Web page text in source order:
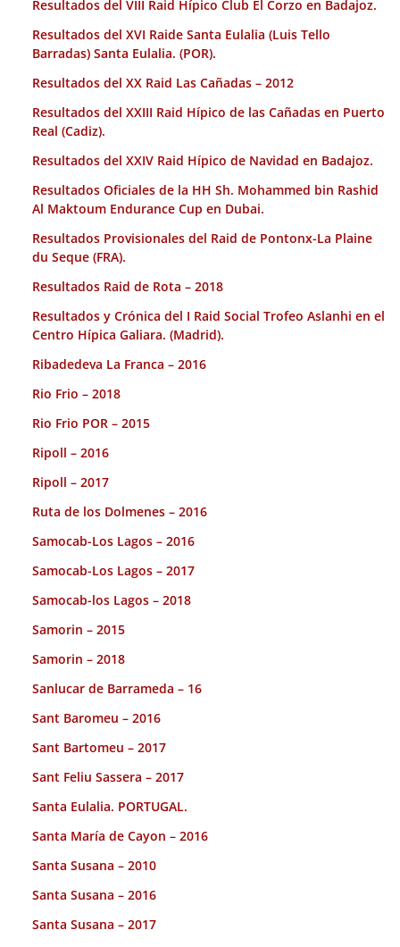
Resultados del VIII Raid Hípico Club El Corzo en Badajoz.
Resultados del XVI Raide Santa Eulalia (Luis Tello
Barradas) Santa Eulalia. (POR).
Resultados del XX Raid Las Cañadas – 2012
Resultados del XXIII Raid Hípico de las Cañadas en Puerto
Real (Cadiz).
Resultados del XXIV Raid Hípico de Navidad en Badajoz.
Resultados Oficiales de la HH Sh. Mohammed bin Rashid
Al Maktoum Endurance Cup en Dubai.
Resultados Provisionales del Raid de Pontonx-La Plaine
du Seque (FRA).
Resultados Raid de Rota – 2018
Resultados y Crónica del I Raid Social Trofeo Aslanhi en el
Centro Hípica Galiara. (Madrid).
Ribadedeva La Franca – 2016
Rio Frio – 2018
Rio Frio POR – 2015
Ripoll – 2016
Ripoll – 2017
Ruta de los Dolmenes – 2016
Samocab-Los Lagos – 2016
Samocab-Los Lagos – 2017
Samocab-los Lagos – 2018
Samorin – 2015
Samorin – 2018
Sanlucar de Barrameda – 16
Sant Baromeu – 2016
Sant Bartomeu – 2017
Sant Feliu Sassera – 2017
Santa Eulalia. PORTUGAL.
Santa María de Cayon – 2016
Santa Susana – 2010
Santa Susana – 2016
Santa Susana – 2017